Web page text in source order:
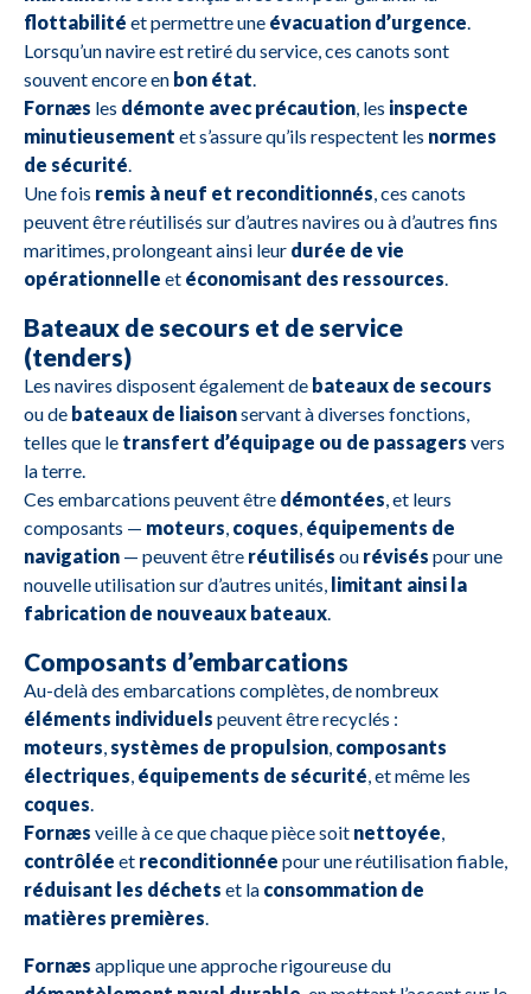
Liste des produits
RB152
Inflatable
boat
RB43 FRC 0
RB22
boat
0
flottabilité et permettre une évacuation d’urgence.
Lorsqu’un navire est retiré du service, ces canots sont
souvent encore en bon état.
Fornæs les démonte avec précaution, les inspecte
minutieusement et s’assure qu’ils respectent les normes
de sécurité.
Une fois remis à neuf et reconditionnés, ces canots
peuvent être réutilisés sur d’autres navires ou à d’autres fins
maritimes, prolongeant ainsi leur durée de vie
opérationnelle et économisant des ressources.
Bateaux de secours et de service
(tenders)
Les navires disposent également de bateaux de secours
ou de bateaux de liaisonservant à diverses fonctions,
telles que le transfert d’équipage ou de passagers vers
la terre.
Ces embarcations peuvent être démontées, et leurs
composants — moteurs, coques, équipements de
navigation — peuvent être réutilisés ou révisés pour une
nouvelle utilisation sur d’autres unités, limitant ainsi la
fabrication de nouveaux bateaux.
Composants d’embarcations
Au-delà des embarcations complètes, de nombreux
éléments individuels peuvent être recyclés :
moteurs,systèmes de propulsion, composants
électriques, équipements de sécurité, et même les
coques.
Fornæs veille à ce que chaque pièce soit nettoyée,
contrôlée et reconditionnée pour une réutilisation fiable,
réduisant les déchets et la consommation de
matières premières.
Fornæs applique une approche rigoureuse du